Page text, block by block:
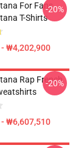
For Fans
T-Shirts
₩4,202,900
-20%
Rap French
₩6,607,510
-20%